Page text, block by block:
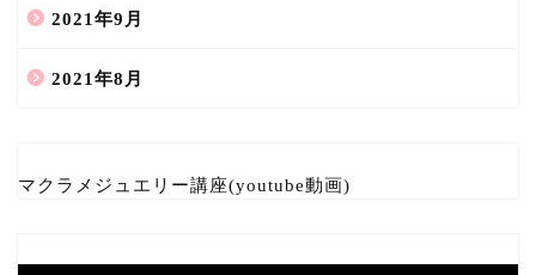
2021年9月
2021年8月
マクラメジュエリー講座(youtube動画)